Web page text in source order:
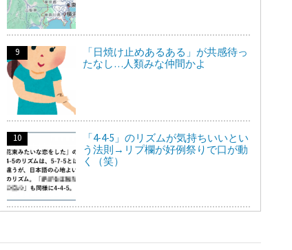
「日焼け止めあるある」が共感待っ
たなし…人類みな仲間かよ
「4-4-5」のリズムが気持ちいいとい
う法則→リプ欄が好例祭りで口が動
く（笑）